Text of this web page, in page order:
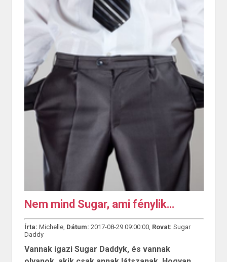
Nem mind Sugar, ami fénylik…
Írta: Michelle, Dátum: 2017-08-29 09:00:00, Rovat: Sugar
Daddy
Vannak igazi Sugar Daddyk, és vannak